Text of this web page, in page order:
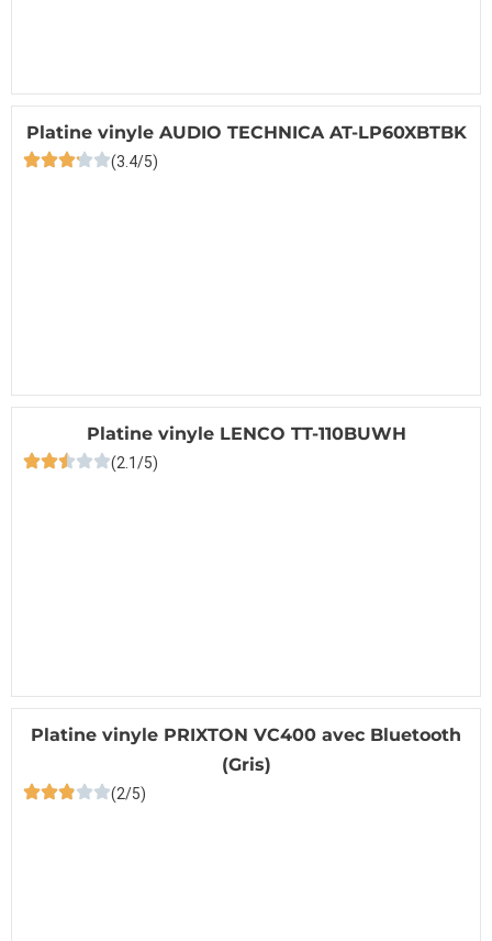
Platine vinyle AUDIO TECHNICA AT-LP60XBTBK
(3.4/5)
Platine vinyle LENCO TT-110BUWH
(2.1/5)
Platine vinyle PRIXTON VC400 avec Bluetooth
(Gris)
(2/5)